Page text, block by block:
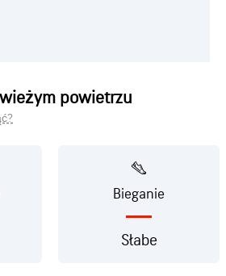
powietrzu
Bieganie
Słabe